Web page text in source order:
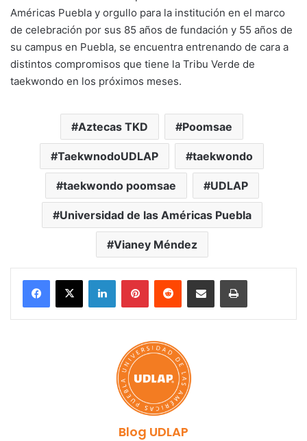
Américas Puebla y orgullo para la institución en el marco
de celebración por sus 85 años de fundación y 55 años de
su campus en Puebla, se encuentra entrenando de cara a
distintos compromisos que tiene la Tribu Verde de
taekwondo en los próximos meses.
Aztecas TKD Poomsae
TaekwnodoUDLAP taekwondo
taekwondo poomsae UDLAP
Universidad de las Américas Puebla
Vianey Méndez
LinkedInPinterestReddit Share via Email Print
Blog UDLAP